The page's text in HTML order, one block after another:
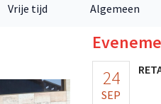
Vrije tijd Algemeen
24
SEP